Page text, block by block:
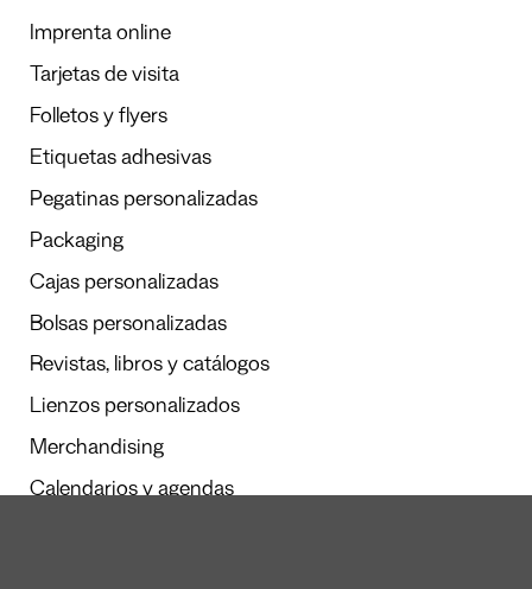
Imprenta online
Tarjetas de visita
Folletos y flyers
Etiquetas adhesivas
Pegatinas personalizadas
Packaging
Cajas personalizadas
Bolsas personalizadas
Revistas, libros y catálogos
Lienzos personalizados
Merchandising
Calendarios y agendas